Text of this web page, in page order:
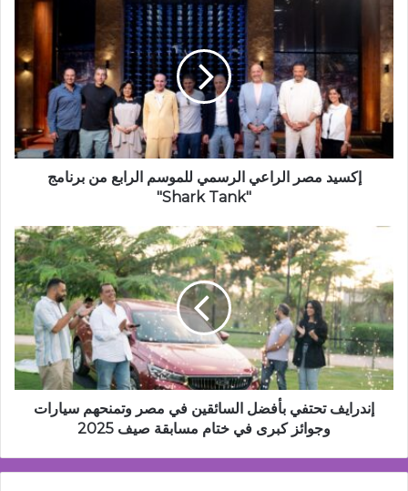
الراعي
الرسمي
للموسم
الرابع
من
برنامج
"Shark
إكسيد مصر الراعي الرسمي للموسم الرابع من برنامج
"Shark Tank"
بأفضل
السائقين
في
مصر
وتمنحهم
سيارات
وجوائز
كبرىإندرايف تحتفي بأفضل السائقين في مصر وتمنحهم سيارات
وجوائز كبرى في ختام مسابقة صيف 2025